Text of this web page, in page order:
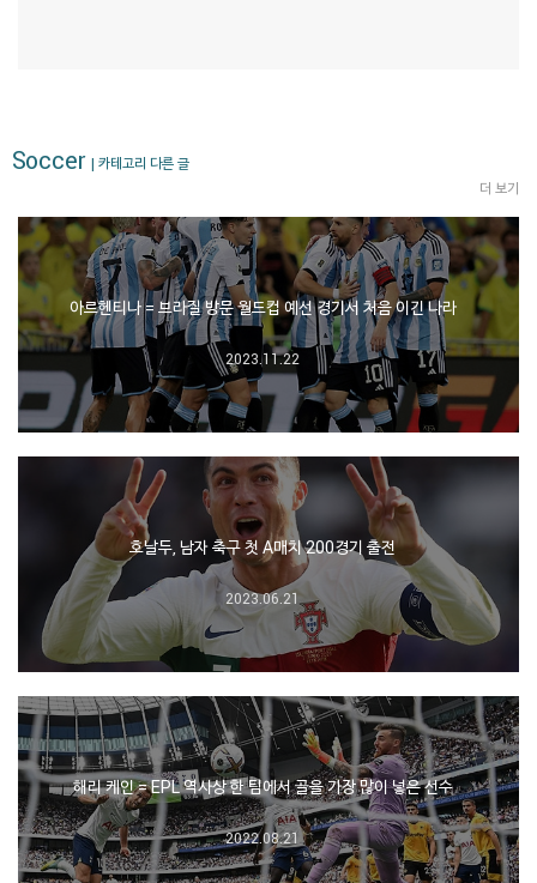
Soccer | 카테고리 다른 글
더 보기
아르헨티나 = 브라질 방문 월드컵 예선 경기서 처음 이긴 나라
2023.11.22
호날두, 남자 축구 첫 A매치 200경기 출전
2023.06.21
해리 케인 = EPL 역사상 한 팀에서 골을 가장 많이 넣은 선수
2022.08.21